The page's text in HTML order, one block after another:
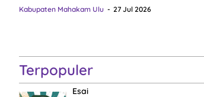
Kabupaten Mahakam Ulu 27 Jul 2026
Terpopuler
Esai